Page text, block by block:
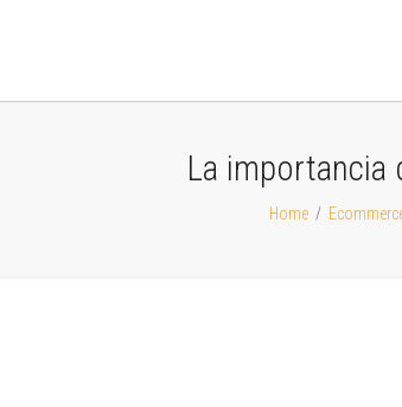
La importancia
Home /